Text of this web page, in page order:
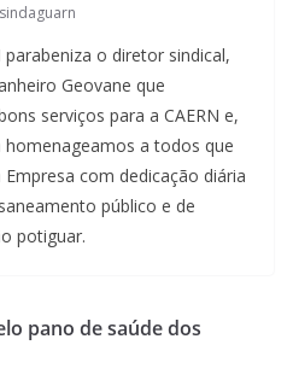
sindaguarn
o diretor sindical,
Geovane que
serviços para a CAERN e,
a todos que
com dedicação diária
público e de
potiguar.
pano de saúde dos